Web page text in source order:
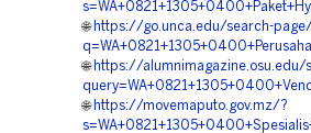
🌐 https://go.unca.edu/search-
🌐 https://alumnimagazine.osu.edu/
🌐 https://movemaputo.gov.mz/?